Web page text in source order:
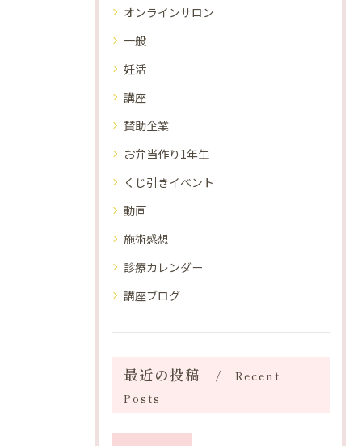
オンラインサロン
一般
妊活
講座
賛助企業
お弁当作り1年生
くじ引きイベント
動画
施術感想
診療カレンダー
講座ブログ
最近の投稿
Recent
Posts